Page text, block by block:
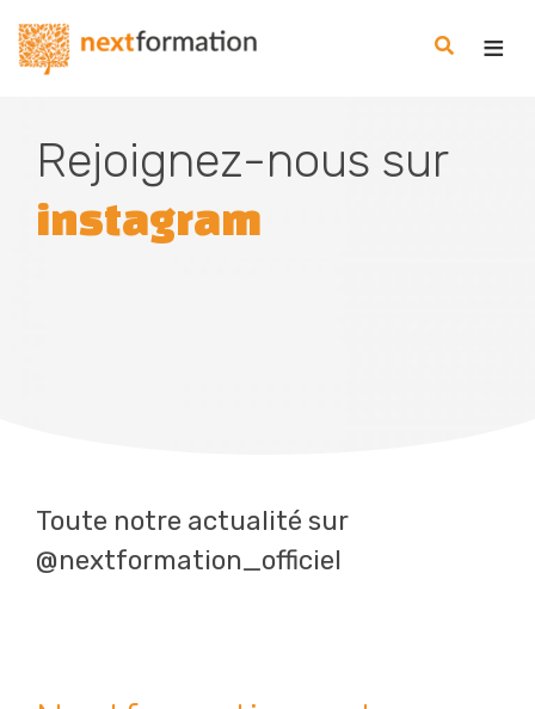
Nextformation
Rejoignez-nous sur
instagram
Toute notre actualité sur
@nextformation_officiel